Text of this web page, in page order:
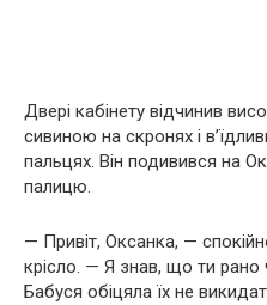
Двері кабінету відчинив
сивиною на скронях і
пальцях. Він подивився на
палицю.
— Привіт, Оксанка, —
крісло. — Я знав, що ти рано
Бабуся обіцяла їх не